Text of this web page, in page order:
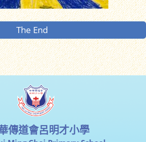
The End
傳道會呂明才小學